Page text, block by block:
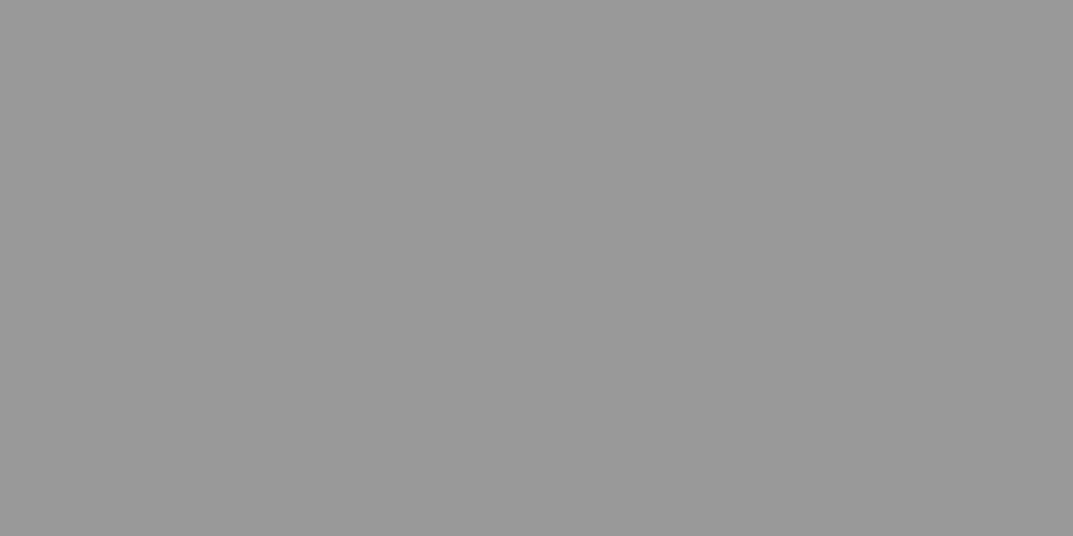
a září natáčel v Ostravě a okolí, se tvůrci, v čele s režisérem a scenáristou Michalem Najbrtem, vydávají společně s průvodcem
jaká pozoruhodná místa tady, jen kousek za jejich domy, existují. Snaží se zbavit Ostravu nelichotivých nálepek začouzené
nejen ráz krajiny, formovala hranice vlasti, výrazně ovlivňovala republikové hospodářství, postavení tuzemské ekonomiky, osídlování,
Zpráva z Černé díry je autentickým ohlédnutím za temnou minulostí Ostravy skrze svědectví pamětníků, ale i odborníků a známých
v průběhu minulého století až po současnost.
a kosmopolitní ráz. Dnes se ocitáme ve zlomovém bodu, kdy uhelná éra v Ostravě skončila. A otázka nezní pouze, jestli s ním skončí i
jiná věc k zamyšlení: jak se fenomén uhlí obtiskl na současném stavu dnešní Ostravy a na nás lidech, kteří tady žijeme a chceme žít bez
pro budoucí generace my.